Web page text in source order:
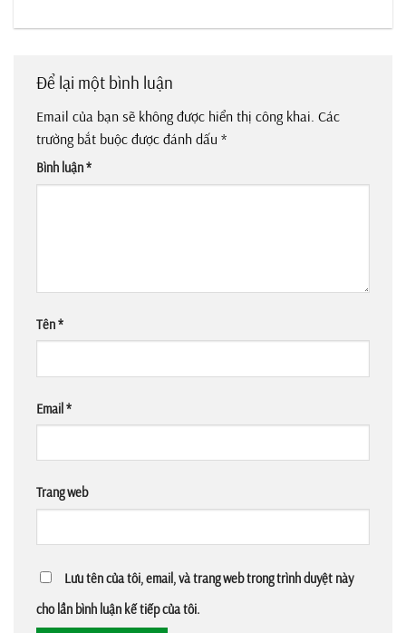
Để lại một bình luận
Email của bạn sẽ không được hiển thị công khai. Các
trường bắt buộc được đánh dấu *
Bình luận*
Tên*
Email *
Trang web
Lưu tên của tôi, email, và trang web trong trình duyệt này
cho lần bình luận kế tiếp của tôi.